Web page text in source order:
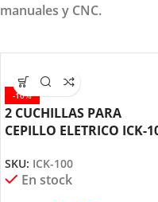
manuales y CNC.
-10%
2 CUCHILLAS PARA
CEPILLO ELETRICO ICK-
SKU: ICK-100
En stock